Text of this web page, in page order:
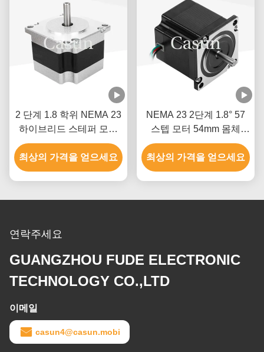
2 단계 1.8 학위 NEMA 23
하이브리드 스테퍼 모터
스테퍼 모터 키트 CNC
CE
최상의 가격을 얻으세요
NEMA 23 2단계 1.8° 57
스텝 모터 54mm 몸체
1.0A 인쇄기
최상의 가격을 얻으세요
연락주세요
GUANGZHOU FUDE ELECTRONIC
TECHNOLOGY CO.,LTD
이메일
casun4@casun.mobi